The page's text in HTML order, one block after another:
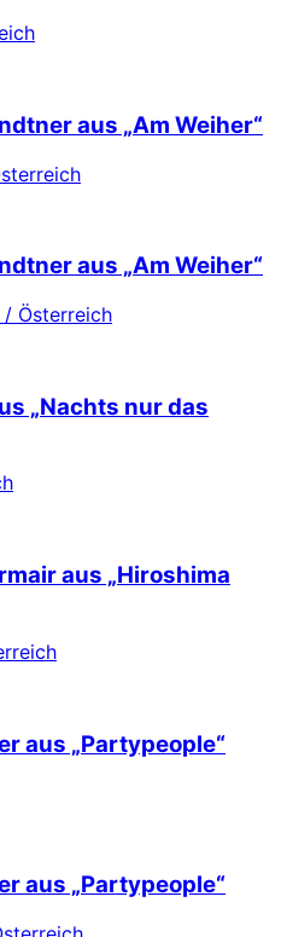
aus „Am Weiher“
aus „Am Weiher“
/ Österreich
„Nachts nur das
aus „Hiroshima
aus „Partypeople“
aus „Partypeople“